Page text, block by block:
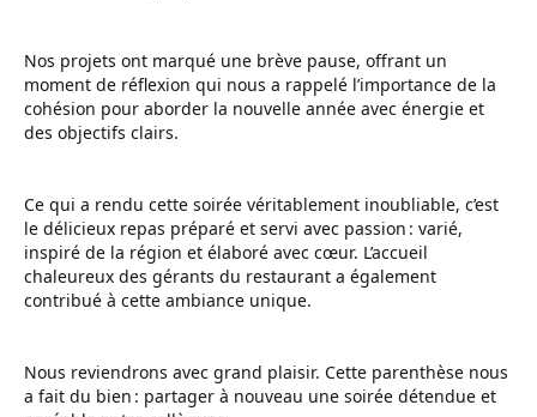
Nos projets ont marqué une brève pause, offrant un
moment de réflexion qui nous a rappelé l’importance de la
cohésion pour aborder la nouvelle année avec énergie et
des objectifs clairs.
Ce qui a rendu cette soirée véritablement inoubliable, c’est
le délicieux repas préparé et servi avec passion : varié,
inspiré de la région et élaboré avec cœur. L’accueil
chaleureux des gérants du restaurant a également
contribué à cette ambiance unique.
Nous reviendrons avec grand plaisir. Cette parenthèse nous
a fait du bien : partager à nouveau une soirée détendue et